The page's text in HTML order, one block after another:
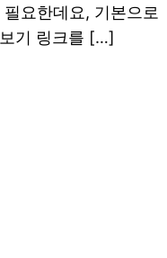
요한데요, 기본으로
보기 링크를 […]